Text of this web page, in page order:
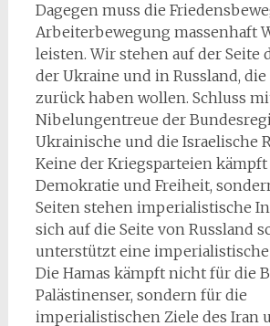
Dagegen muss die
Arbeiterbewegung massenhaft
leisten. Wir stehen auf der Seite
der Ukraine und in Russland,
zurück haben wollen. Schluss
Nibelungentreue der
Ukrainische und die Israelische
Keine der Kriegsparteien
Demokratie und Freiheit,
Seiten stehen imperialistische
sich auf die Seite von Russland
unterstützt eine imperialistische
Die Hamas kämpft nicht für die
Palästinenser, sondern für die
imperialistischen Ziele des Iran